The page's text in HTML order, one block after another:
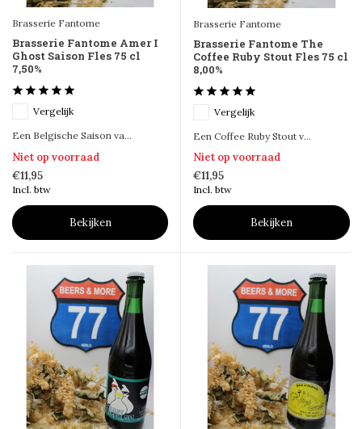
Brasserie Fantome
Brasserie Fantome Amer I
Ghost Saison Fles 75 cl
7,50%
Vergelijk
Een Belgische Saison va...
Niet op voorraad
€11,95
Incl. btw
Bekijken
Brasserie Fantome
Brasserie Fantome The
Coffee Ruby Stout Fles 75 cl
8,00%
Vergelijk
Een Coffee Ruby Stout v...
Niet op voorraad
€11,95
Incl. btw
Bekijken